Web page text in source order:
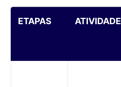
ETAPAS ATIVIDADE